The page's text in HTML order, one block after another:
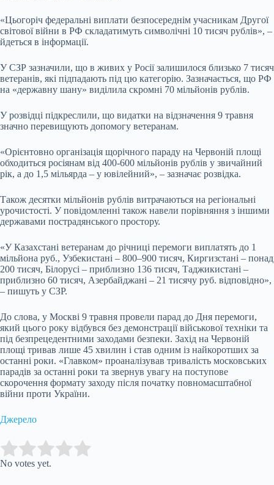
«Цьогоріч федеральні виплати безпосереднім учасникам Другої
світової війни в РФ складатимуть символічні 10 тисяч рублів», –
йдеться в інформації.
У СЗР зазначили, що в живих у Росії залишилося близько 7 тисяч
ветеранів, які підпадають під цю категорію. Зазначається, що РФ
на «державну шану» виділила скромні 70 мільйонів рублів.
У розвідці підкреслили, що видатки на відзначення 9 травня
значно перевищують допомогу ветеранам.
«Орієнтовно організація щорічного параду на Червоній площі
обходиться росіянам від 400-600 мільйонів рублів у звичайний
рік, а до 1,5 мільярда – у ювілейний», – зазначає розвідка.
Також десятки мільйонів рублів витрачаються на регіональні
урочистості. У повідомленні також навели порівняння з іншими
державами пострадянського простору.
«У Казахстані ветеранам до річниці перемоги виплатять до 1
мільйона руб., Узбекистані – 800–900 тисяч, Киргизстані – понад
200 тисяч, Білорусі – приблизно 136 тисяч, Таджикистані –
приблизно 60 тисяч, Азербайджані – 21 тисячу руб. відповідно»,
– пишуть у СЗР.
До слова, у Москві 9 травня провели парад до Дня перемоги,
який цього року відбувся без демонстрації військової техніки та
під безпрецедентними заходами безпеки. Захід на Червоній
площі тривав лише 45 хвилин і став одним із найкоротших за
останні роки. «Главком» проаналізував тривалість московських
парадів за останні роки та звернув увагу на поступове
скорочення формату заходу після початку повномасштабної
війни проти України.
Джерело
Rate this item:
No votes yet.